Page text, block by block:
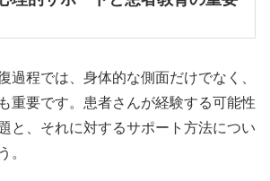
過程では、身体的な側面だけでなく、
重要です。患者さんが経験する可能性
と、それに対するサポート方法につい
。